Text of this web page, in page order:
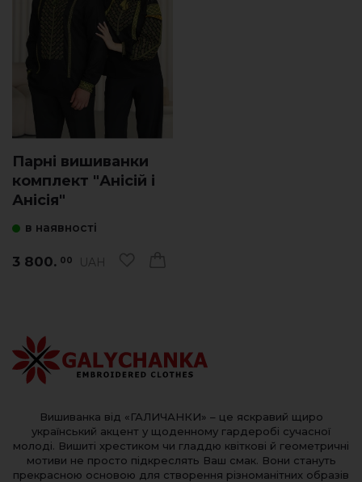
Парні вишиванки
комплект "Анісій і
Анісія"
в наявності
3 800. 00 UAH
Вишиванка від «ГАЛИЧАНКИ» – це яскравий щиро
український акцент у щоденному гардеробі сучасної
молоді. Вишиті хрестиком чи гладдю квіткові й геометричні
мотиви не просто підкреслять Ваш смак. Вони стануть
прекрасною основою для створення різноманітних образів